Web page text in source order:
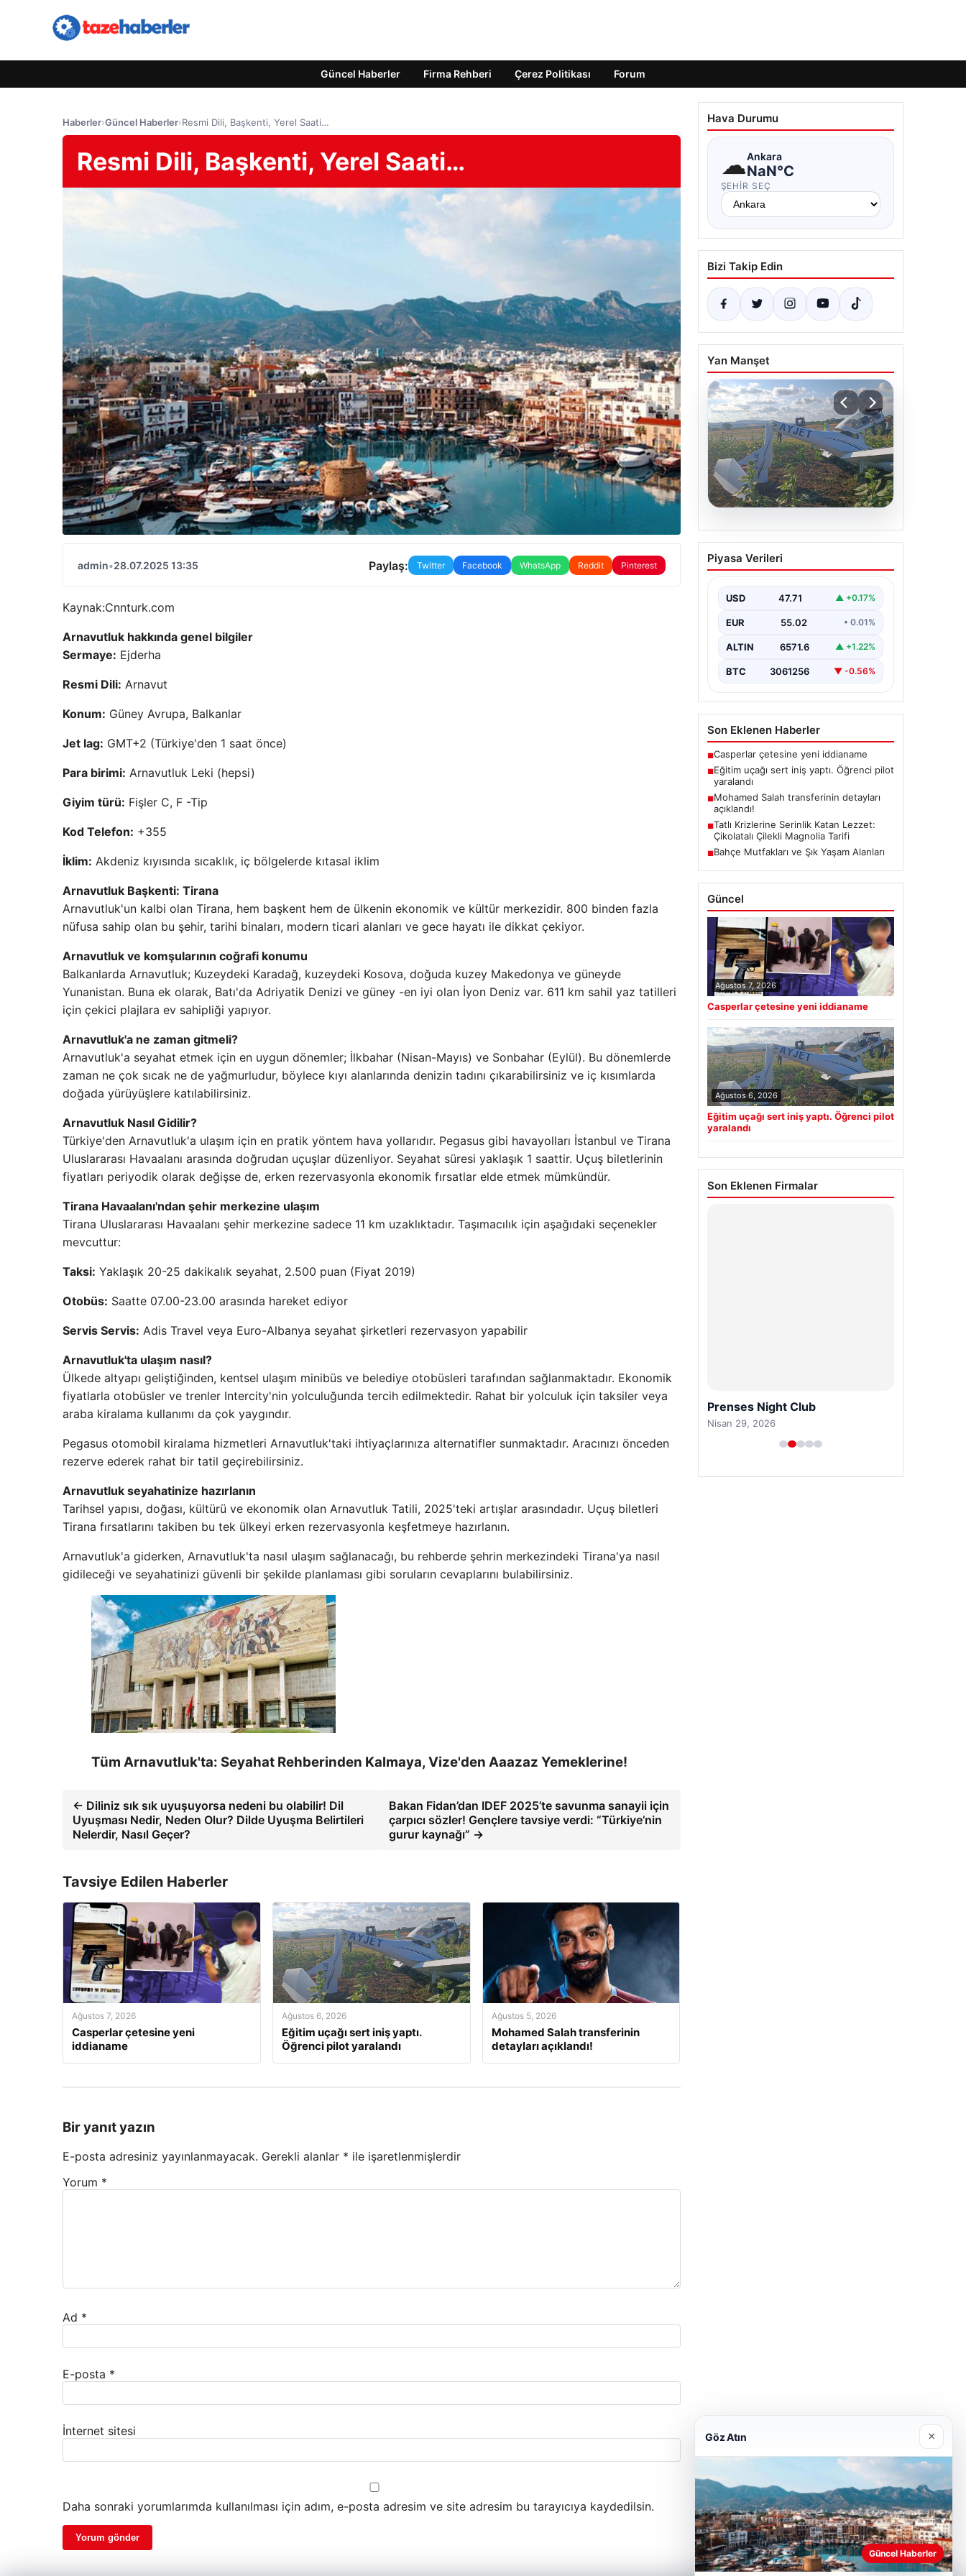
Güncel Haberler Firma Rehberi Çerez Politikası Forum
Haberler›Güncel Haberler›Resmi Dili, Başkenti, Yerel Saati…
Resmi Dili, Başkenti, Yerel Saati…
admin•28.07.2025 13:35 Paylaş: Twitter Facebook WhatsApp Reddit Pinterest
Kaynak:Cnnturk.com
Arnavutluk hakkında genel bilgiler
Sermaye: Ejderha
Resmi Dili: Arnavut
Konum: Güney Avrupa, Balkanlar
Jet lag: GMT+2 (Türkiye'den 1 saat önce)
Para birimi: Arnavutluk Leki (hepsi)
Giyim türü: Fişler C, F -Tip
Kod Telefon: +355
İklim: Akdeniz kıyısında sıcaklık, iç bölgelerde kıtasal iklim
Arnavutluk Başkenti: Tirana
Arnavutluk'un kalbi olan Tirana, hem başkent hem de ülkenin ekonomik ve kültür merkezidir. 800 binden fazla
nüfusa sahip olan bu şehir, tarihi binaları, modern ticari alanları ve gece hayatı ile dikkat çekiyor.
Arnavutluk ve komşularının coğrafi konumu
Balkanlarda Arnavutluk; Kuzeydeki Karadağ, kuzeydeki Kosova, doğuda kuzey Makedonya ve güneyde
Yunanistan. Buna ek olarak, Batı'da Adriyatik Denizi ve güney -en iyi olan İyon Deniz var. 611 km sahil yaz tatilleri
için çekici plajlara ev sahipliği yapıyor.
Arnavutluk'a ne zaman gitmeli?
Arnavutluk'a seyahat etmek için en uygun dönemler; İlkbahar (Nisan-Mayıs) ve Sonbahar (Eylül). Bu dönemlerde
zaman ne çok sıcak ne de yağmurludur, böylece kıyı alanlarında denizin tadını çıkarabilirsiniz ve iç kısımlarda
doğada yürüyüşlere katılabilirsiniz.
Arnavutluk Nasıl Gidilir?
Türkiye'den Arnavutluk'a ulaşım için en pratik yöntem hava yollarıdır. Pegasus gibi havayolları İstanbul ve Tirana
Uluslararası Havaalanı arasında doğrudan uçuşlar düzenliyor. Seyahat süresi yaklaşık 1 saattir. Uçuş biletlerinin
fiyatları periyodik olarak değişse de, erken rezervasyonla ekonomik fırsatlar elde etmek mümkündür.
Tirana Havaalanı'ndan şehir merkezine ulaşım
Tirana Uluslararası Havaalanı şehir merkezine sadece 11 km uzaklıktadır. Taşımacılık için aşağıdaki seçenekler
mevcuttur:
Taksi: Yaklaşık 20-25 dakikalık seyahat, 2.500 puan (Fiyat 2019)
Otobüs: Saatte 07.00-23.00 arasında hareket ediyor
Servis Servis: Adis Travel veya Euro-Albanya seyahat şirketleri rezervasyon yapabilir
Arnavutluk'ta ulaşım nasıl?
Ülkede altyapı geliştiğinden, kentsel ulaşım minibüs ve belediye otobüsleri tarafından sağlanmaktadır. Ekonomik
fiyatlarla otobüsler ve trenler Intercity'nin yolculuğunda tercih edilmektedir. Rahat bir yolculuk için taksiler veya
araba kiralama kullanımı da çok yaygındır.
Pegasus otomobil kiralama hizmetleri Arnavutluk'taki ihtiyaçlarınıza alternatifler sunmaktadır. Aracınızı önceden
rezerve ederek rahat bir tatil geçirebilirsiniz.
Arnavutluk seyahatinize hazırlanın
Tarihsel yapısı, doğası, kültürü ve ekonomik olan Arnavutluk Tatili, 2025'teki artışlar arasındadır. Uçuş biletleri
Tirana fırsatlarını takiben bu tek ülkeyi erken rezervasyonla keşfetmeye hazırlanın.
Arnavutluk'a giderken, Arnavutluk'ta nasıl ulaşım sağlanacağı, bu rehberde şehrin merkezindeki Tirana'ya nasıl
gidileceği ve seyahatinizi güvenli bir şekilde planlaması gibi soruların cevaplarını bulabilirsiniz.
Tüm Arnavutluk'ta: Seyahat Rehberinden Kalmaya, Vize'den Aaazaz Yemeklerine!
← Diliniz sık sık uyuşuyorsa nedeni bu olabilir! Dil
Uyuşması Nedir, Neden Olur? Dilde Uyuşma Belirtileri
Nelerdir, Nasıl Geçer?
Bakan Fidan’dan IDEF 2025’te savunma sanayii için
çarpıcı sözler! Gençlere tavsiye verdi: “Türkiye’nin
gurur kaynağı” →
Tavsiye Edilen Haberler
Ağustos 7, 2026
Casperlar çetesine yeni
iddianame
Ağustos 6, 2026
Eğitim uçağı sert iniş yaptı.
Öğrenci pilot yaralandı
Ağustos 5, 2026
Mohamed Salah transferinin
detayları açıklandı!
Bir yanıt yazın
E-posta adresiniz yayınlanmayacak. Gerekli alanlar * ile işaretlenmişlerdir
Yorum *
Ad *
E-posta *
İnternet sitesi
Daha sonraki yorumlarımda kullanılması için adım, e-posta adresim ve site adresim bu tarayıcıya kaydedilsin.
Hava Durumu
☁Ankara
NaN°C
ŞEHIR SEÇ
Bizi Takip Edin
Yan Manşet
Eğitim uçağı sert iniş
yaptı. Öğrenci pilot
Piyasa Verileri
USD 47.71 ▲ +0.17%
EUR 55.02 • 0.01%
ALTIN 6571.6 ▲ +1.22%
BTC 3061256 ▼ -0.56%
Son Eklenen Haberler
■Casperlar çetesine yeni iddianame
■Eğitim uçağı sert iniş yaptı. Öğrenci pilot
yaralandı
■Mohamed Salah transferinin detayları
açıklandı!
■Tatlı Krizlerine Serinlik Katan Lezzet:
Çikolatalı Çilekli Magnolia Tarifi
■Bahçe Mutfakları ve Şık Yaşam Alanları
Güncel
Ağustos 7, 2026
Casperlar çetesine yeni iddianame
Ağustos 6, 2026
Eğitim uçağı sert iniş yaptı. Öğrenci pilot
yaralandı
Son Eklenen Firmalar
Prenses Night Club
Nisan 29, 2026
Göz Atın ×
Güncel Haberler